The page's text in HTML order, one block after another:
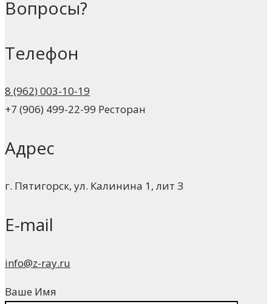
Вопросы?
Телефон
8 (962) 003-10-19
+7 (906) 499-22-99 Ресторан
Адрес
г. Пятигорск, ул. Калинина 1, лит З
E-mail
info@z-ray.ru
Ваше Имя